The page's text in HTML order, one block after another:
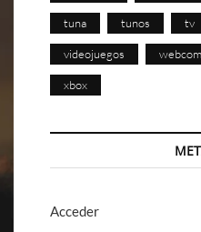
tuna tunos tv
videojuegos
xbox
Acceder